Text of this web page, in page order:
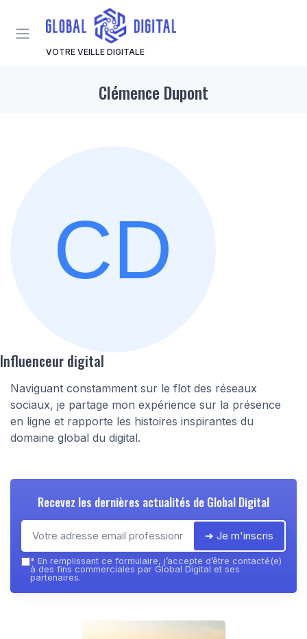
VOTRE VEILLE DIGITALE
Clémence Dupont
Influenceur digital
Naviguant constamment sur le flot des réseaux
sociaux, je partage mon expérience sur la présence
en ligne et rapporte les histoires inspirantes du
domaine global du digital.
Recevez les dernières actualités de Global Digital
➔ Je m'inscris
* En remplissant ce formulaire, j’accepte d’être contacté(e)
à des fins commerciales par Global Digital et ses
partenaires.
Panneau de gestion des cookies